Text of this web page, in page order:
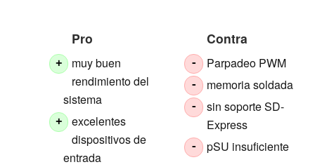
Pro
+
muy buen
rendimiento del
sistema
+
excelentes
dispositivos de
entrada
Contra
- Parpadeo PWM
- memoria soldada
-
sin soporte SD-
Express
- pSU insuficiente